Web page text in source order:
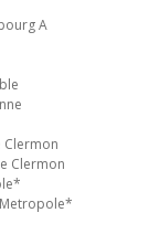
A
Clermon
Clermon
Metropole*